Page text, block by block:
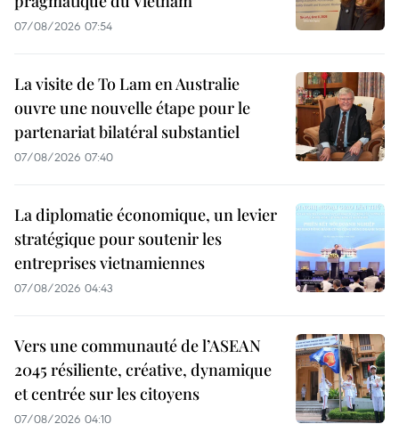
07/08/2026 07:54
La visite de To Lam en Australie
ouvre une nouvelle étape pour le
partenariat bilatéral substantiel
07/08/2026 07:40
La diplomatie économique, un levier
stratégique pour soutenir les
entreprises vietnamiennes
07/08/2026 04:43
Vers une communauté de l’ASEAN
2045 résiliente, créative, dynamique
et centrée sur les citoyens
07/08/2026 04:10